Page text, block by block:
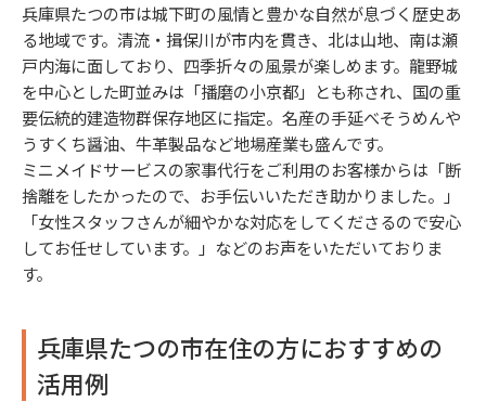
兵庫県たつの市は城下町の風情と豊かな自然が息づく歴史あ
る地域です。清流・揖保川が市内を貫き、北は山地、南は瀬
戸内海に面しており、四季折々の風景が楽しめます。龍野城
を中心とした町並みは「播磨の小京都」とも称され、国の重
要伝統的建造物群保存地区に指定。名産の手延べそうめんや
うすくち醤油、牛革製品など地場産業も盛んです。
ミニメイドサービスの家事代行をご利用のお客様からは「断
捨離をしたかったので、お手伝いいただき助かりました。」
「女性スタッフさんが細やかな対応をしてくださるので安心
してお任せしています。」などのお声をいただいておりま
す。
兵庫県たつの市在住の方におすすめの
活用例